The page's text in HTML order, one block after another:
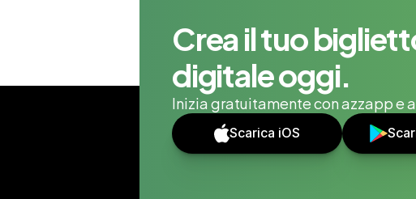
Crea il tuo
digitale oggi.
Inizia gratuitamente con azzapp e
Scarica iOS